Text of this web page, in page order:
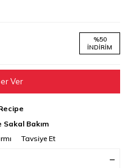
%50
İNDIRIM
Ver
Sakal Bakım
Tavsiye Et